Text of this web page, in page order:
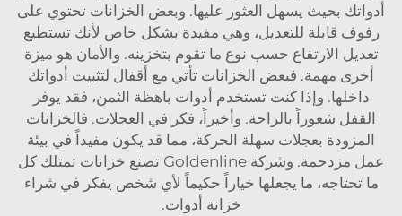
أدواتك بحيث يسهل العثور عليها. وبعض الخزانات تحتوي على
رفوف قابلة للتعديل، وهي مفيدة بشكل خاص لأنك تستطيع
تعديل الارتفاع حسب نوع ما تقوم بتخزينه. والأمان هو ميزة
أخرى مهمة. فبعض الخزانات تأتي مع أقفال لتثبيت أدواتك
داخلها. وإذا كنت تستخدم أدوات باهظة الثمن، فقد يوفر
القفل شعوراً بالراحة. وأخيراً، فكر في العجلات. فالخزانات
المزودة بعجلات سهلة الحركة، مما قد يكون مفيداً في بيئة
عمل مزدحمة. وشركة Goldenline تصنع خزانات تمتلك كل
ما تحتاجه، ما يجعلها خياراً حكيماً لأي شخص يفكر في شراء
خزانة أدوات.